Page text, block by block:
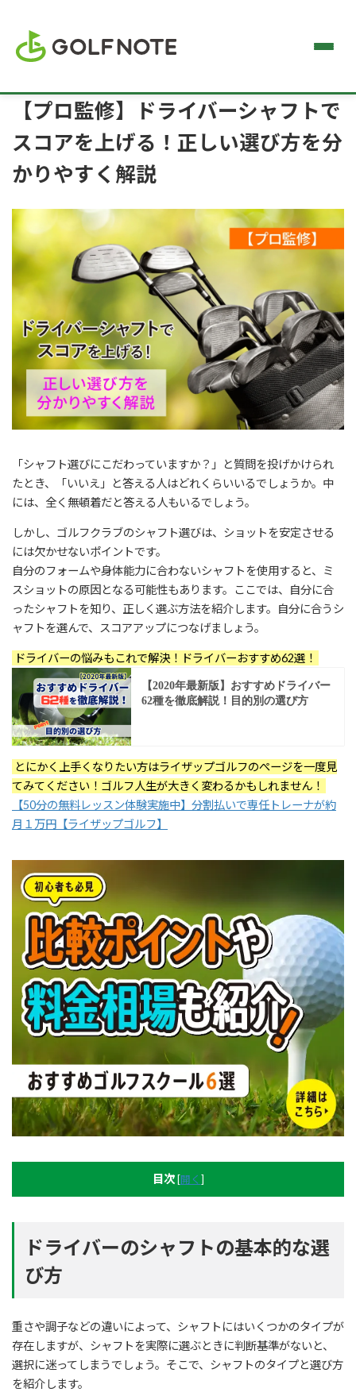
【プロ監修】ドライバーシャフトで
スコアを上げる！正しい選び方を分
かりやすく解説
「シャフト選びにこだわっていますか？」と質問を投げかけられ
たとき、「いいえ」と答える人はどれくらいいるでしょうか。中
には、全く無頓着だと答える人もいるでしょう。
しかし、ゴルフクラブのシャフト選びは、ショットを安定させる
には欠かせないポイントです。
自分のフォームや身体能力に合わないシャフトを使用すると、ミ
スショットの原因となる可能性もあります。ここでは、自分に合
ったシャフトを知り、正しく選ぶ方法を紹介します。自分に合うシ
ャフトを選んで、スコアアップにつなげましょう。
ドライバーの悩みもこれで解決！ドライバーおすすめ62選！
とにかく上手くなりたい方はライザップゴルフのぺージを一度見
てみてください！ゴルフ人生が大きく変わるかもしれません！
【50分の無料レッスン体験実施中】分割払いで専任トレーナが約
月１万円【ライザップゴルフ】
目次 [開く ]
ドライバーのシャフトの基本的な選
び方
重さや調子などの違いによって、シャフトにはいくつかのタイプが
存在しますが、シャフトを実際に選ぶときに判断基準がないと、
選択に迷ってしまうでしょう。そこで、シャフトのタイプと選び方
を紹介します。